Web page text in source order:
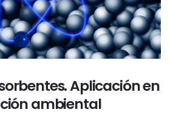
Aplicación en
ambiental